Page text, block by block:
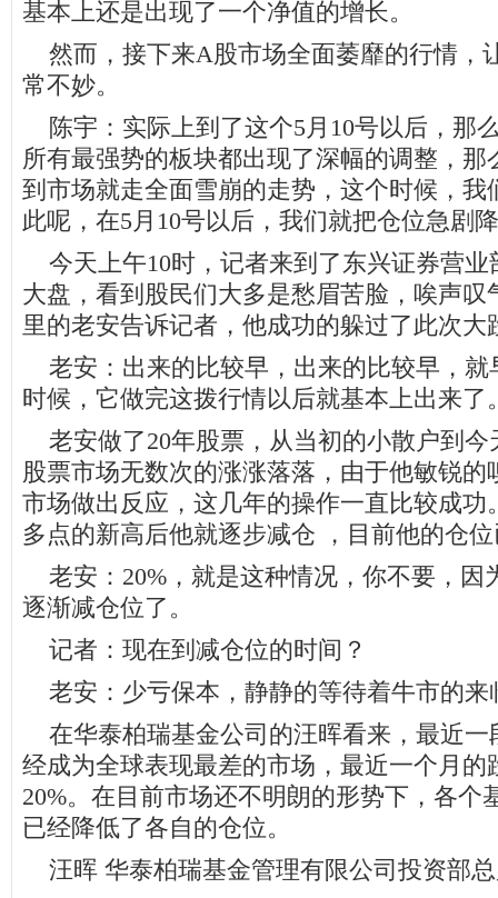
基本上还是出现了一个净值的增长。
然而，接下来A股市场全面萎靡的行情，
常不妙。
陈宇：实际上到了这个5月10号以后，那
所有最强势的板块都出现了深幅的调整，那
到市场就走全面雪崩的走势，这个时候，我
此呢，在5月10号以后，我们就把仓位急剧
今天上午10时，记者来到了东兴证券营业
大盘，看到股民们大多是愁眉苦脸，唉声叹
里的老安告诉记者，他成功的躲过了此次大
老安：出来的比较早，出来的比较早，就
时候，它做完这拨行情以后就基本上出来了
老安做了20年股票，从当初的小散户到今
股票市场无数次的涨涨落落，由于他敏锐的
市场做出反应，这几年的操作一直比较成功
多点的新高后他就逐步减仓 ，目前他的仓
老安：20%，就是这种情况，你不要，因
逐渐减仓位了。
记者：现在到减仓位的时间？
老安：少亏保本，静静的等待着牛市的来
在华泰柏瑞基金公司的汪晖看来，最近一
经成为全球表现最差的市场，最近一个月的
20%。在目前市场还不明朗的形势下，各个
已经降低了各自的仓位。
汪晖 华泰柏瑞基金管理有限公司投资部